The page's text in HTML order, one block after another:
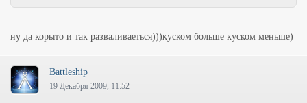
ну да корыто и так разваливаеться)))куском больше куском меньше)
Battleship
19 Декабря 2009, 11:52